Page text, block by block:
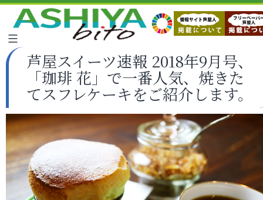
芦屋スイーツ速報 2018年9月号、
「珈琲 花」で一番人気、焼きた
てスフレケーキをご紹介します。